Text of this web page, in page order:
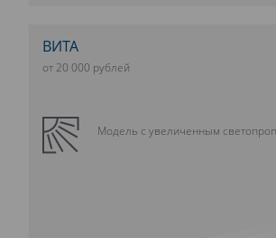
ВИТА
от 20 000 рублей
Модель с увеличенным